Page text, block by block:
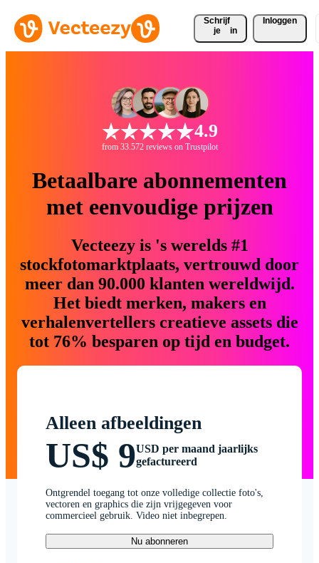
Schrijf
je
in
Inloggen
4.9
from 33.572 reviews on Trustpilot
Betaalbare abonnementen
met eenvoudige prijzen
Vecteezy is 's werelds #1
stockfotomarktplaats, vertrouwd door
meer dan 90.000 klanten wereldwijd.
Het biedt merken, makers en
verhalenvertellers creatieve assets die
tot 76% besparen op tijd en budget.
Alleen afbeeldingen
US$ 9USD per maand jaarlijks
gefactureerd
Ontgrendel toegang tot onze volledige collectie foto's,
vectoren en graphics die zijn vrijgegeven voor
commercieel gebruik. Video niet inbegrepen.
Nu abonneren